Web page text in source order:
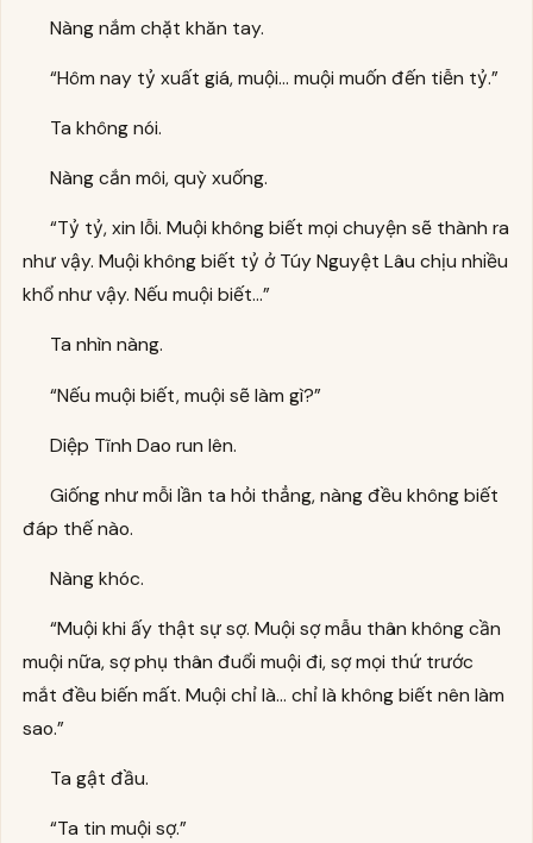
Nàng nắm chặt khăn tay.
“Hôm nay tỷ xuất giá, muội… muội muốn đến tiễn tỷ.”
Ta không nói.
Nàng cắn môi, quỳ xuống.
“Tỷ tỷ, xin lỗi. Muội không biết mọi chuyện sẽ thành ra
như vậy. Muội không biết tỷ ở Túy Nguyệt Lâu chịu nhiều
khổ như vậy. Nếu muội biết…”
Ta nhìn nàng.
“Nếu muội biết, muội sẽ làm gì?”
Diệp Tĩnh Dao run lên.
Giống như mỗi lần ta hỏi thẳng, nàng đều không biết
đáp thế nào.
Nàng khóc.
“Muội khi ấy thật sự sợ. Muội sợ mẫu thân không cần
muội nữa, sợ phụ thân đuổi muội đi, sợ mọi thứ trước
mắt đều biến mất. Muội chỉ là… chỉ là không biết nên làm
sao.”
Ta gật đầu.
“Ta tin muội sợ.”